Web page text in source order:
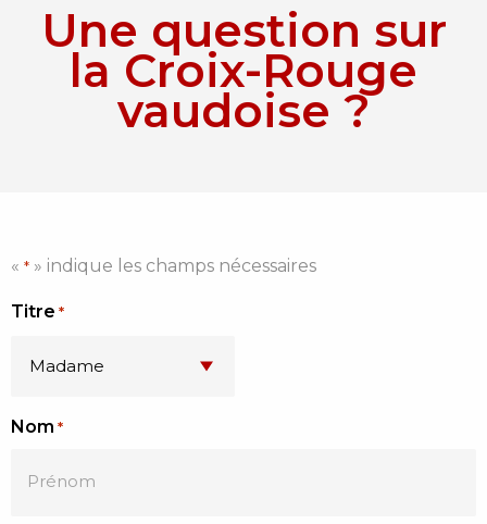
Une question sur
la Croix-Rouge
vaudoise ?
« * » indique les champs nécessaires
Titre *
Nom *